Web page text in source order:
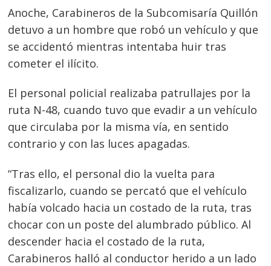
Anoche, Carabineros de la Subcomisaría Quillón
detuvo a un hombre que robó un vehículo y que
se accidentó mientras intentaba huir tras
cometer el ilícito.
El personal policial realizaba patrullajes por la
ruta N-48, cuando tuvo que evadir a un vehículo
que circulaba por la misma vía, en sentido
contrario y con las luces apagadas.
“Tras ello, el personal dio la vuelta para
fiscalizarlo, cuando se percató que el vehículo
había volcado hacia un costado de la ruta, tras
chocar con un poste del alumbrado público. Al
descender hacia el costado de la ruta,
Carabineros halló al conductor herido a un lado